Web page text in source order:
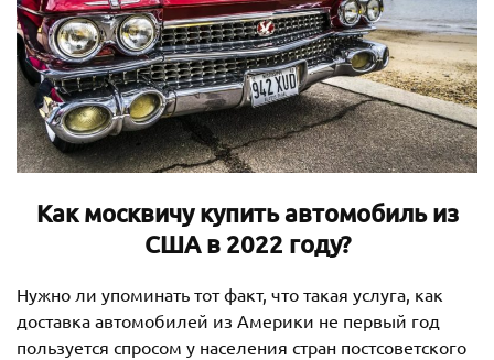
Как москвичу купить автомобиль из
США в 2022 году?
Нужно ли упоминать тот факт, что такая услуга, как
доставка автомобилей из Америки не первый год
пользуется спросом у населения стран постсоветского